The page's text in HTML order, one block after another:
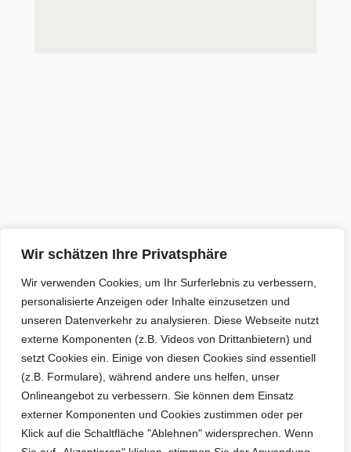
Wir schätzen Ihre Privatsphäre
Wir verwenden Cookies, um Ihr Surferlebnis zu verbessern,
personalisierte Anzeigen oder Inhalte einzusetzen und
unseren Datenverkehr zu analysieren. Diese Webseite nutzt
externe Komponenten (z.B. Videos von Drittanbietern) und
setzt Cookies ein. Einige von diesen Cookies sind essentiell
(z.B. Formulare), während andere uns helfen, unser
Onlineangebot zu verbessern. Sie können dem Einsatz
externer Komponenten und Cookies zustimmen oder per
Klick auf die Schaltfläche "Ablehnen" widersprechen. Wenn